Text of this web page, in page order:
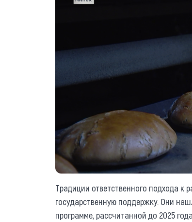
Традиции ответственного подхода к
государственную поддержку. Они
программе, рассчитанной до 2025